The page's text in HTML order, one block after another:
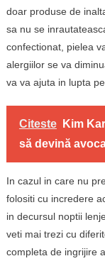
doar produse de
sa nu se
confectionat, pielea
alergiilor se va
va va ajuta in lupta
Citeste
Kim
să devină
In cazul in care nu
folositi cu incredere
in decursul noptii
veti mai trezi cu
completa de ingrijire